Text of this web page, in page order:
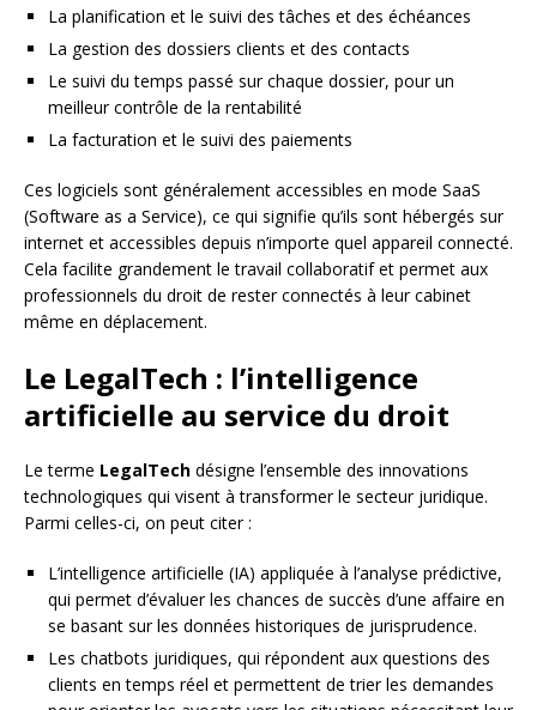
La planification et le suivi des tâches et des échéances
La gestion des dossiers clients et des contacts
Le suivi du temps passé sur chaque dossier, pour un
meilleur contrôle de la rentabilité
La facturation et le suivi des paiements
Ces logiciels sont généralement accessibles en mode SaaS
(Software as a Service), ce qui signifie qu’ils sont hébergés sur
internet et accessibles depuis n’importe quel appareil connecté.
Cela facilite grandement le travail collaboratif et permet aux
professionnels du droit de rester connectés à leur cabinet
même en déplacement.
Le LegalTech : l’intelligence
artificielle au service du droit
Le terme LegalTech désigne l’ensemble des innovations
technologiques qui visent à transformer le secteur juridique.
Parmi celles-ci, on peut citer :
L’intelligence artificielle (IA) appliquée à l’analyse prédictive,
qui permet d’évaluer les chances de succès d’une affaire en
se basant sur les données historiques de jurisprudence.
Les chatbots juridiques, qui répondent aux questions des
clients en temps réel et permettent de trier les demandes